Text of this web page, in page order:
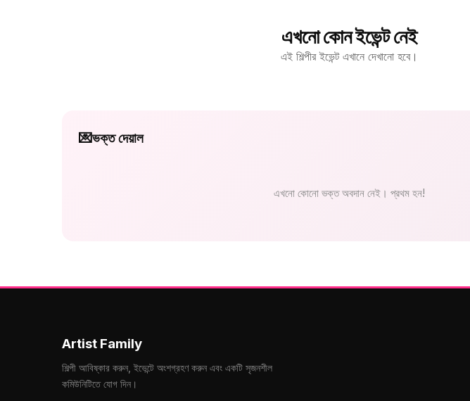
এখনো কোন ইভেন্ট নেই
এই শিল্পীর ইভেন্ট এখানে দেখানো হবে।
💌ভক্ত দেয়াল
এখনো কোনো ভক্ত অবদান নেই। প্রথম হন!
Artist Family
শিল্পী আবিষ্কার করুন, ইভেন্টে অংশগ্রহণ করুন এবং একটি সৃজনশীল
কমিউনিটিতে যোগ দিন।